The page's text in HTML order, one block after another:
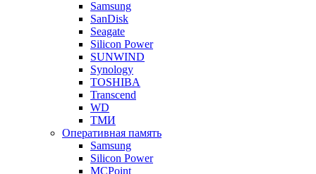
Samsung
SanDisk
Seagate
Silicon Power
SUNWIND
Synology
TOSHIBA
Transcend
WD
ТМИ
Оперативная память
Samsung
Silicon Power
MCPoint